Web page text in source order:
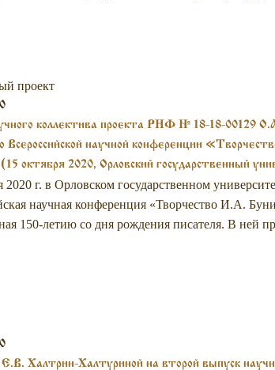
проект
коллектива проекта РНФ № 18-18-00129
Всероссийской научной конференции
октября 2020, Орловский государственный
2020 г. в Орловском государственном
научная конференция «Творчество И.А.
150-летию со дня рождения писателя. В ней
Халтрин-Халтуриной на второй выпуск